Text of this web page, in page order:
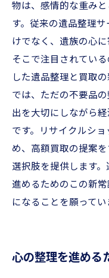
物は、感情的な重み
す。従来の遺品整理
けでなく、遺族の心に
そこで注目されてい
した遺品整理と買取
では、ただの不要品
出を大切にしながら
です。リサイクルシ
め、高額買取の提案
選択肢を提供します
進めるためのこの新
になることを願ってい
心の整理を進める